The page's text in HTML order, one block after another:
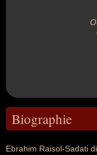
Biographie
Ebrahim Raisol-Sadati